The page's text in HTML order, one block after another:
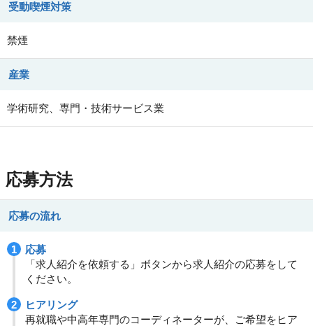
受動喫煙対策
禁煙
産業
学術研究、専門・技術サービス業
応募方法
応募の流れ
応募
「求人紹介を依頼する」ボタンから求人紹介の応募をして
ください。
ヒアリング
再就職や中高年専門のコーディネーターが、ご希望をヒア